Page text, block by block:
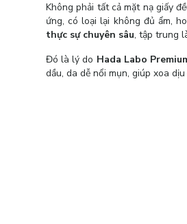
Không phải tất cả mặt nạ giấy
ứng, có loại lại không đủ ẩm,
thực sự chuyên sâu, tập trung
Đó là lý do Hada Labo
dầu, da dễ nổi mụn, giúp xoa